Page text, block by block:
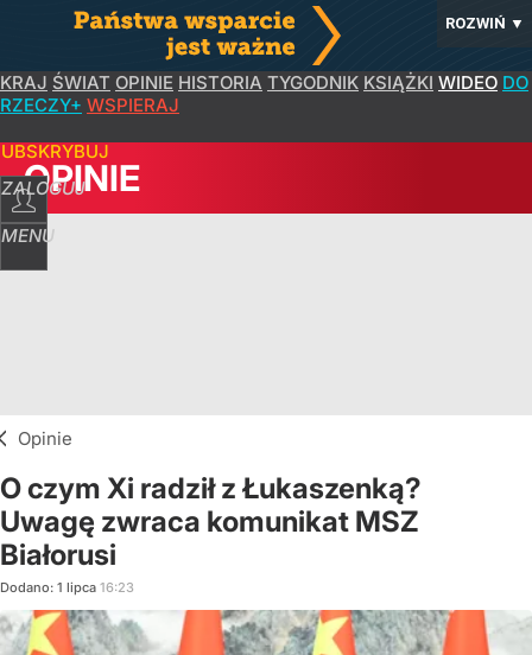
ROZWIŃ ▼
KRAJ ŚWIAT OPINIE HISTORIA TYGODNIK KSIĄŻKI WIDEO DO
RZECZY+ WSPIERAJ
ZALOGUJ
MENU
OPINIE
Opinie
O czym Xi radził z Łukaszenką?
Uwagę zwraca komunikat MSZ
Białorusi
Dodano: 1 lipca 16:23